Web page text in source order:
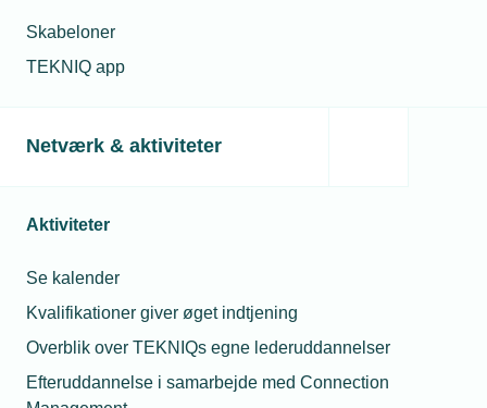
Skabeloner
TEKNIQ app
Netværk & aktiviteter
Aktiviteter
Se kalender
Kvalifikationer giver øget indtjening
Overblik over TEKNIQs egne lederuddannelser
Efteruddannelse i samarbejde med Connection